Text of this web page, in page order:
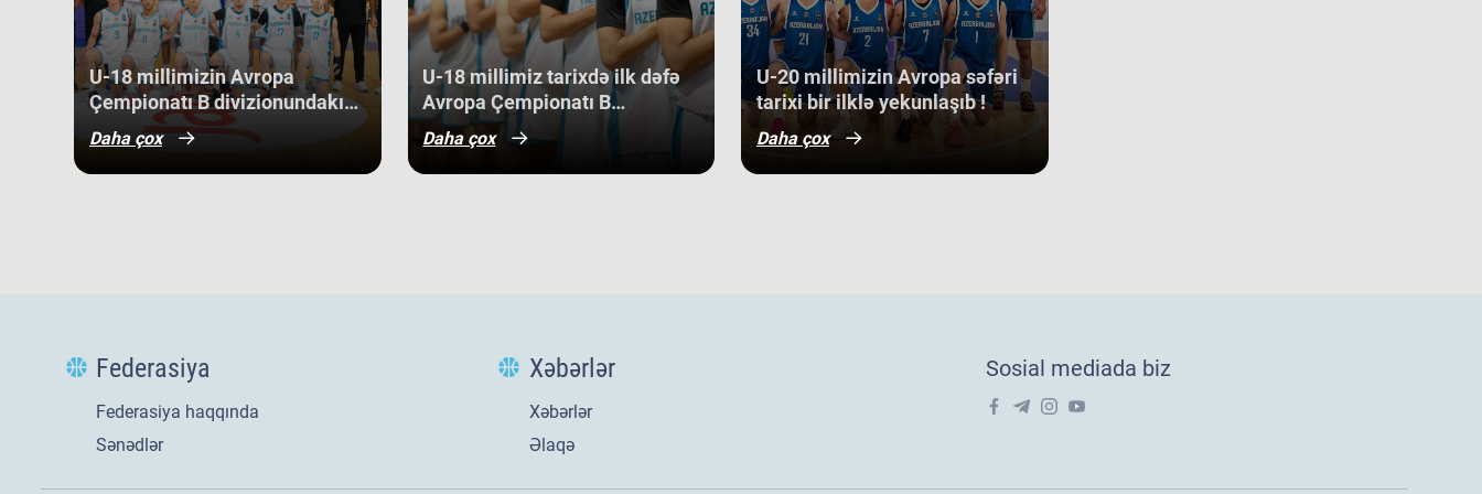
gənc basketbolçularımız üçün həm böyük beynəlxalq təcrübə, həm də gələcək turnirlərdə daha
böyük uğurlar qazanmaq üçün möhkəm bir bünövrə deməkdir.
off mərhələsini uğurla keçərək yarışın 5-cisi olub. Şimali
Makedoniya yığması isə ilk onluqda qərarlaşaraq çempionatı 9-
cu sırada bitirib. Millimiz çempionat boyu göstərdiyi əzmkar oyun
sayəsində ümumi sıralamada düz 10 ölkəni geridə qoymağı
bacarıb. Basketbolçularımız turnir cədvəlində Niderland, İsveçrə,
Albaniya və Kosovo kimi komandaları üstəliyə bilib. ​Belə bir
U-18 millimizin Avropa
Çempionatı B divizionundakı
oyunları yekunlaşıb.
Daha çox
U-18 millimiz tarixdə ilk dəfə
Avropa Çempionatı B
divizionunun qrup mərhələsində
qələbə qazanıb.
Daha çox
​U-20 millimizin Avropa səfəri
tarixi bir ilklə yekunlaşıb !
Daha çox
sonuncu oyununu keçirib. Millimiz 15-16-cı yerlər uğrunda
görüşdə İslandiya seçməsinə 73:91 hesabı ilə məğlub olub və
Daha çox
Federasiya
Federasiya haqqında
Sənədlər
Xəbərlər
Xəbərlər
Əlaqə
Sosial mediada biz